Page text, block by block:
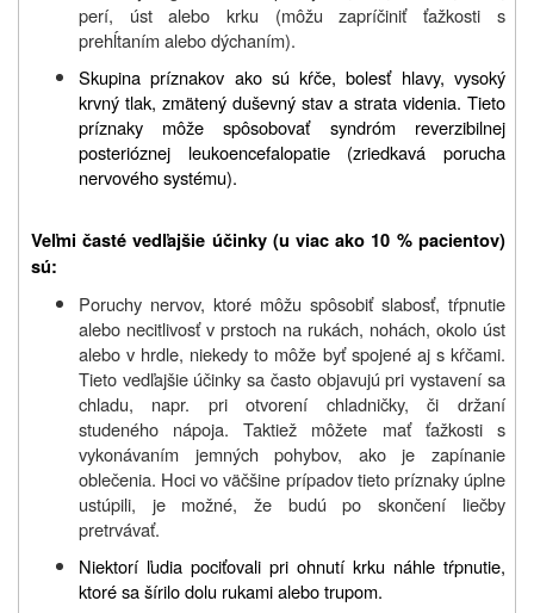
perí, úst alebo krku (môžu zapríčiniť ťažkosti s
prehĺtaním alebo dýchaním).
Skupina príznakov ako sú kŕče, bolesť hlavy, vysoký
krvný tlak, zmätený duševný stav a strata videnia. Tieto
príznaky môže spôsobovať syndróm reverzibilnej
posterióznej leukoencefalopatie (zriedkavá porucha
nervového systému).
Veľmi časté vedľajšie účinky (u viac ako 10 % pacientov)
sú:
Poruchy nervov, ktoré môžu spôsobiť slabosť, tŕpnutie
alebo necitlivosť v prstoch na rukách, nohách, okolo úst
alebo v hrdle, niekedy to môže byť spojené aj s kŕčami.
Tieto vedľajšie účinky sa často objavujú pri vystavení sa
chladu, napr. pri otvorení chladničky, či držaní
studeného nápoja. Taktiež môžete mať ťažkosti s
vykonávaním jemných pohybov, ako je zapínanie
oblečenia. Hoci vo väčšine prípadov tieto príznaky úplne
ustúpili, je možné, že budú po skončení liečby
pretrvávať.
Niektorí ľudia pociťovali pri ohnutí krku náhle tŕpnutie,
ktoré sa šírilo dolu rukami alebo trupom.